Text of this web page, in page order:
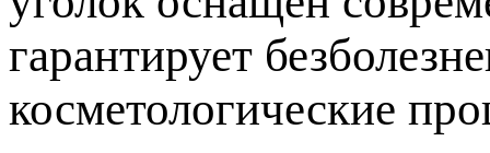
гарантирует
косметологические